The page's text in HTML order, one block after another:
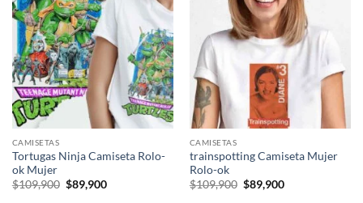
CAMISETAS
Tortugas Ninja Camiseta Rolo-
ok Mujer
$109,900 El
precio
$89,900El
CAMISETAS
trainspotting Camiseta Mujer
Rolo-ok
$109,900 El
precio
$89,900El